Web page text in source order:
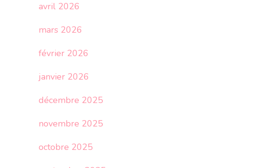
avril 2026
mars 2026
février 2026
janvier 2026
décembre 2025
novembre 2025
octobre 2025